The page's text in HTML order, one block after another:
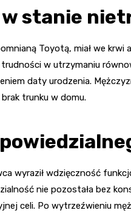
stanie
Toyotą, miał we krwi
trudności w utrzymaniu
daty urodzenia.
trunku w domu.
wyraził wdzięczność
nie pozostała bez
celi. Po wytrzeźwieniu